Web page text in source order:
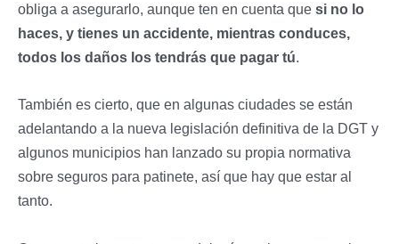
obliga a asegurarlo, aunque ten en cuenta que si no lo
haces, y tienes un accidente, mientras conduces,
todos los daños los tendrás que pagar tú.
También es cierto, que en algunas ciudades se están
adelantando a la nueva legislación definitiva de la DGT y
algunos municipios han lanzado su propia normativa
sobre seguros para patinete, así que hay que estar al
tanto.